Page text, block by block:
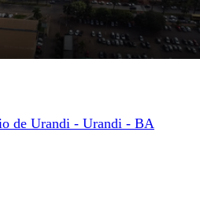
de Urandi - Urandi - BA